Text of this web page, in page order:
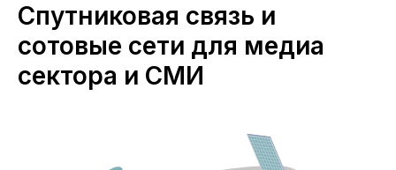
Спутниковая связь и
сотовые сети для медиа
сектора и СМИ